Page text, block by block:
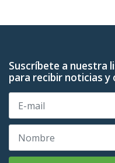
Suscríbete a nuestra
para recibir noticias